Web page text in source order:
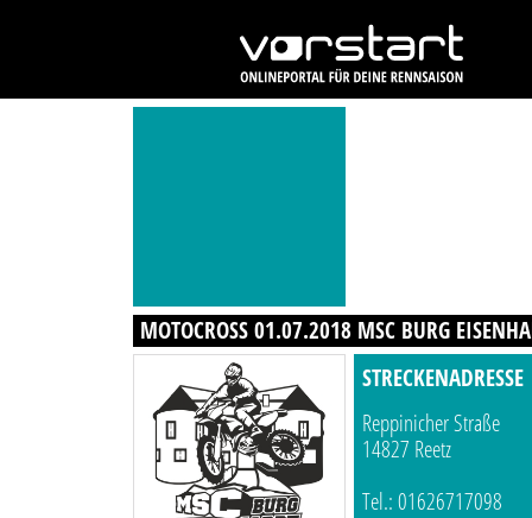
MOTOCROSS 01.07.2018 MSC BURG
STRECKENADRESSE
Reppinicher Straße
14827 Reetz
Tel.: 01626717098